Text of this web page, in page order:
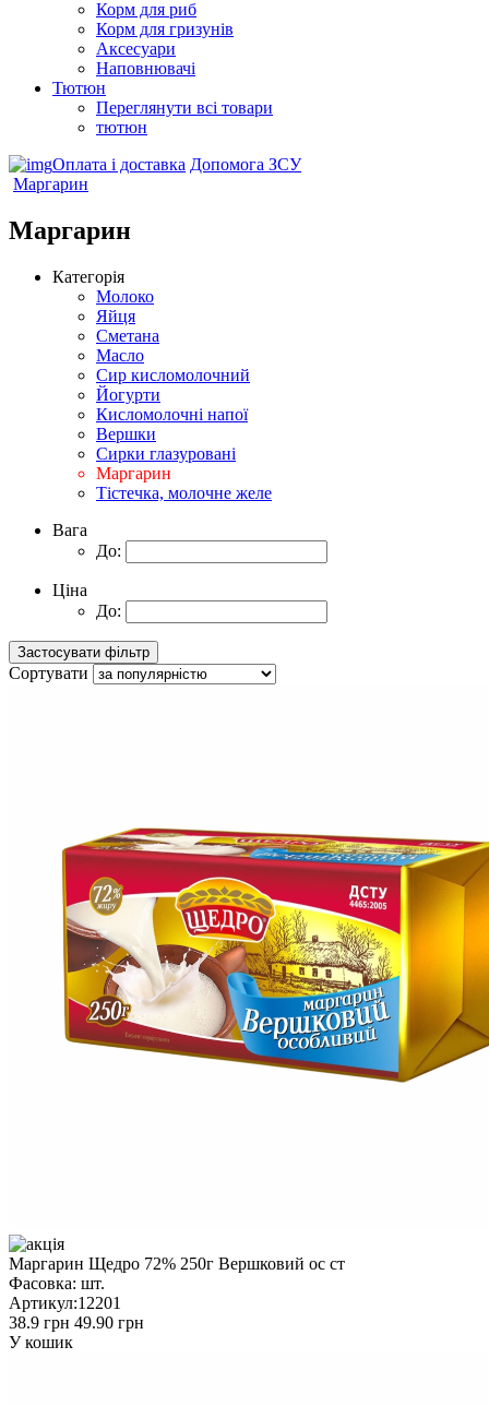
Корм для риб
Корм для гризунів
Аксесуари
Наповнювачі
Тютюн
Переглянути всі товари
тютюн
Оплата і доставка Допомога ЗСУ
Маргарин
Маргарин
Категорія
Молоко
Яйця
Сметана
Масло
Сир кисломолочний
Йогурти
Кисломолочні напої
Вершки
Сирки глазуровані
Маргарин
Тістечка, молочне желе
Вага
До:
Ціна
До:
Сортувати
Маргарин Щедро 72% 250г Вершковий ос ст
Фасовка: шт.
Артикул:12201
38.9 грн 49.90 грн
У кошик